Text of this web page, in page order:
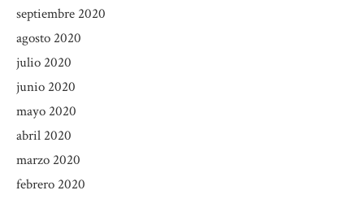
septiembre 2020
agosto 2020
julio 2020
junio 2020
mayo 2020
abril 2020
marzo 2020
febrero 2020